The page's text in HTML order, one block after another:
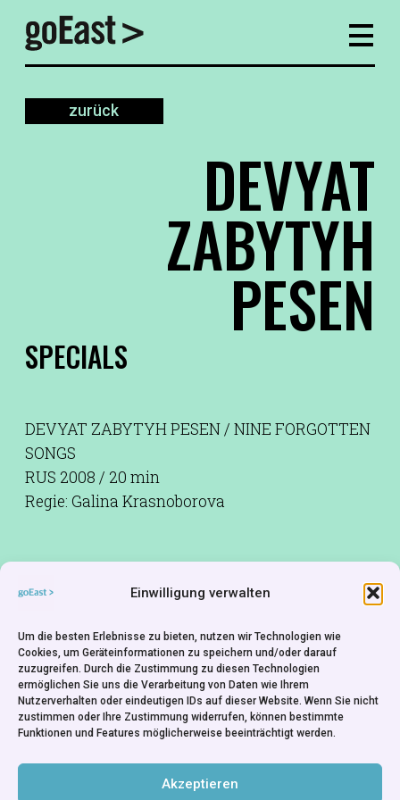
Einwilligung verwalten
Um die besten Erlebnisse zu bieten, nutzen wir Technologien wie
Cookies, um Geräteinformationen zu speichern und/oder darauf
zuzugreifen. Durch die Zustimmung zu diesen Technologien
ermöglichen Sie uns die Verarbeitung von Daten wie Ihrem
Nutzerverhalten oder eindeutigen IDs auf dieser Website. Wenn Sie nicht
zustimmen oder Ihre Zustimmung widerrufen, können bestimmte
Funktionen und Features möglicherweise beeinträchtigt werden.
Akzeptieren
zurück
DEVYAT
ZABYTYH
PESEN
SPECIALS
DEVYAT ZABYTYH PESEN / NINE FORGOTTEN
SONGS
RUS 2008 / 20 min
Regie: Galina Krasnoborova
Neun vergessene Lieder über eine vergessene
Jahrhundert „russifiziert“ und wurden 1925 die
einzige territoriale Autonomie in Russland, in
der ein finno-ugrisches Volk die ethnische
Mehrheit bildete. In postsowjetischer Zeit, 2005,
wurde die Autonomie aufgehoben.
VGIK Moskau